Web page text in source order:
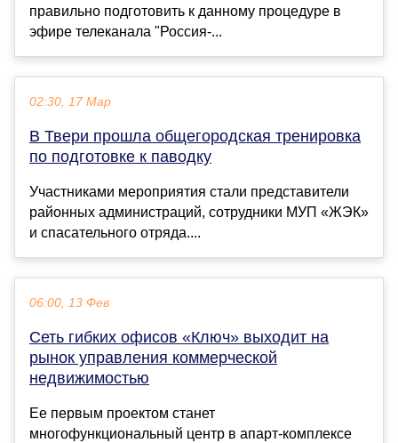
правильно подготовить к данному процедуре в
эфире телеканала "Россия-...
02:30, 17 Мар
В Твери прошла общегородская тренировка
по подготовке к паводку
Участниками мероприятия стали представители
районных администраций, сотрудники МУП «ЖЭК»
и спасательного отряда....
06:00, 13 Фев
Сеть гибких офисов «Ключ» выходит на
рынок управления коммерческой
недвижимостью
Ее первым проектом станет
многофункциональный центр в апарт-комплексе